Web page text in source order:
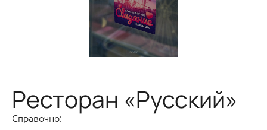
Ресторан «Русский»
Справочно: